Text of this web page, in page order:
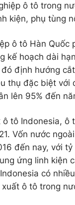
ô tô trong
kiện, phụ tùng
ô tô Hàn
kế hoạch dài
định hướng
thụ đặc biệt với
lên 95% đến
tô Indonesia,
Vốn nước
đến nay, với
ứng linh kiện
có
ô tô trong